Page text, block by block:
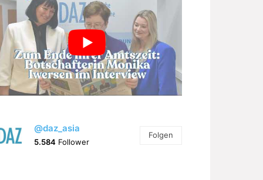
@daz_asia
5.584 Follower
Folgen